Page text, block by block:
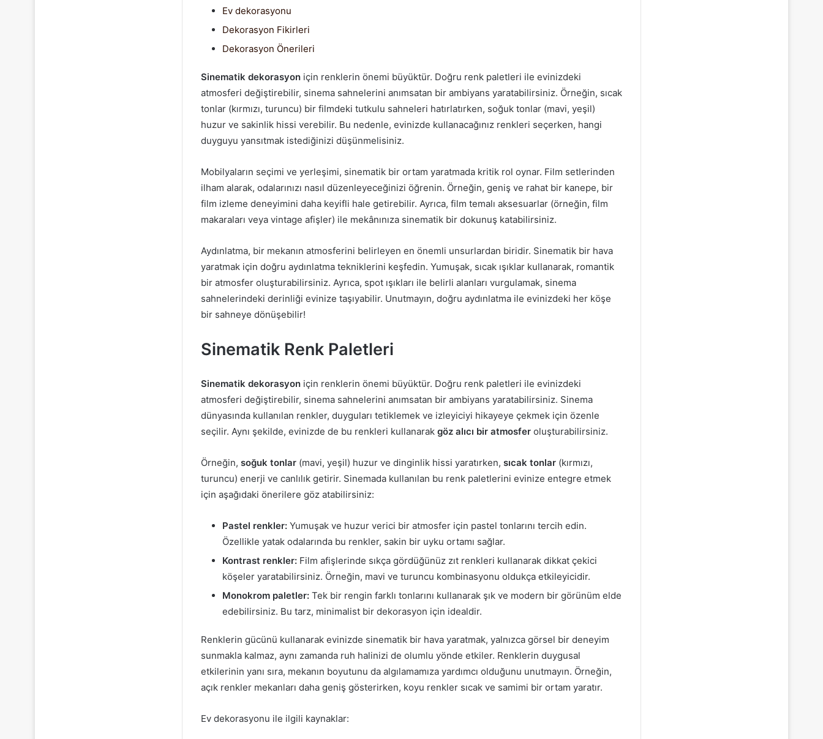
Ev dekorasyonu
Dekorasyon Fikirleri
Dekorasyon Önerileri
Sinematik dekorasyon için renklerin önemi büyüktür. Doğru renk paletleri ile evinizdeki
atmosferi değiştirebilir, sinema sahnelerini anımsatan bir ambiyans yaratabilirsiniz. Örneğin, sıcak
tonlar (kırmızı, turuncu) bir filmdeki tutkulu sahneleri hatırlatırken, soğuk tonlar (mavi, yeşil)
huzur ve sakinlik hissi verebilir. Bu nedenle, evinizde kullanacağınız renkleri seçerken, hangi
duyguyu yansıtmak istediğinizi düşünmelisiniz.
Mobilyaların seçimi ve yerleşimi, sinematik bir ortam yaratmada kritik rol oynar. Film setlerinden
ilham alarak, odalarınızı nasıl düzenleyeceğinizi öğrenin. Örneğin, geniş ve rahat bir kanepe, bir
film izleme deneyimini daha keyifli hale getirebilir. Ayrıca, film temalı aksesuarlar (örneğin, film
makaraları veya vintage afişler) ile mekânınıza sinematik bir dokunuş katabilirsiniz.
Aydınlatma, bir mekanın atmosferini belirleyen en önemli unsurlardan biridir. Sinematik bir hava
yaratmak için doğru aydınlatma tekniklerini keşfedin. Yumuşak, sıcak ışıklar kullanarak, romantik
bir atmosfer oluşturabilirsiniz. Ayrıca, spot ışıkları ile belirli alanları vurgulamak, sinema
sahnelerindeki derinliği evinize taşıyabilir. Unutmayın, doğru aydınlatma ile evinizdeki her köşe
bir sahneye dönüşebilir!
Sinematik Renk Paletleri
Sinematik dekorasyon için renklerin önemi büyüktür. Doğru renk paletleri ile evinizdeki
atmosferi değiştirebilir, sinema sahnelerini anımsatan bir ambiyans yaratabilirsiniz. Sinema
dünyasında kullanılan renkler, duyguları tetiklemek ve izleyiciyi hikayeye çekmek için özenle
seçilir. Aynı şekilde, evinizde de bu renkleri kullanarak göz alıcı bir atmosfer oluşturabilirsiniz.
Örneğin, soğuk tonlar (mavi, yeşil) huzur ve dinginlik hissi yaratırken, sıcak tonlar (kırmızı,
turuncu) enerji ve canlılık getirir. Sinemada kullanılan bu renk paletlerini evinize entegre etmek
için aşağıdaki önerilere göz atabilirsiniz:
Pastel renkler: Yumuşak ve huzur verici bir atmosfer için pastel tonlarını tercih edin.
Özellikle yatak odalarında bu renkler, sakin bir uyku ortamı sağlar.
Kontrast renkler: Film afişlerinde sıkça gördüğünüz zıt renkleri kullanarak dikkat çekici
köşeler yaratabilirsiniz. Örneğin, mavi ve turuncu kombinasyonu oldukça etkileyicidir.
Monokrom paletler: Tek bir rengin farklı tonlarını kullanarak şık ve modern bir görünüm elde
edebilirsiniz. Bu tarz, minimalist bir dekorasyon için idealdir.
Renklerin gücünü kullanarak evinizde sinematik bir hava yaratmak, yalnızca görsel bir deneyim
sunmakla kalmaz, aynı zamanda ruh halinizi de olumlu yönde etkiler. Renklerin duygusal
etkilerinin yanı sıra, mekanın boyutunu da algılamamıza yardımcı olduğunu unutmayın. Örneğin,
açık renkler mekanları daha geniş gösterirken, koyu renkler sıcak ve samimi bir ortam yaratır.
Ev dekorasyonu ile ilgili kaynaklar: